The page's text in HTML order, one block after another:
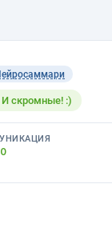
И скромные! :)